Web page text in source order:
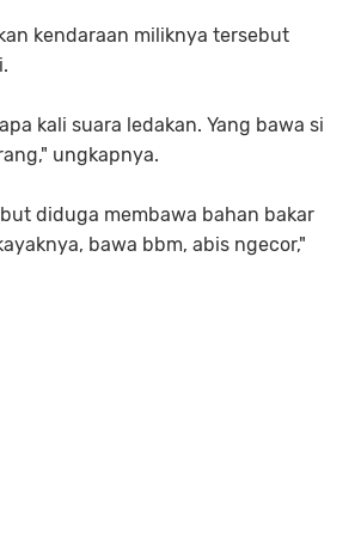
kendaraan miliknya tersebut
kali suara ledakan. Yang bawa si
ungkapnya.
diduga membawa bahan bakar
bawa bbm, abis ngecor,"